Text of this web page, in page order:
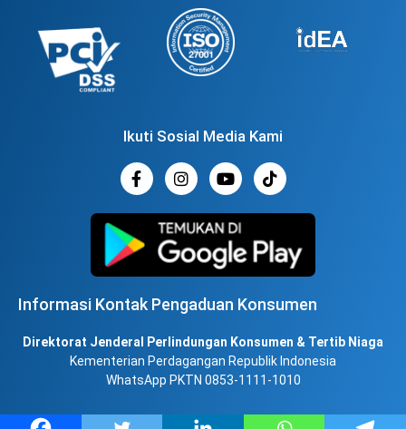
Ikuti Sosial Media Kami
Informasi Kontak Pengaduan Konsumen
Direktorat Jenderal Perlindungan Konsumen & Tertib Niaga
Kementerian Perdagangan Republik Indonesia
WhatsApp PKTN 0853-1111-1010